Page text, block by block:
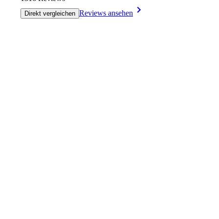
Direkt vergleichen Reviews ansehen